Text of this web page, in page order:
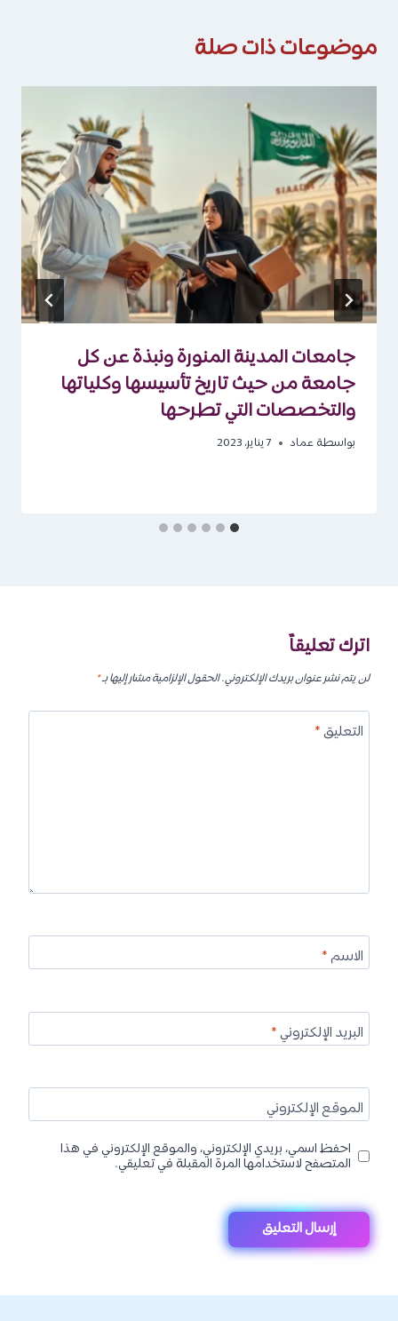
موضوعات ذات صلة
جامعات المدينة المنورة ونبذة عن كل
جامعة من حيث تاريخ تأسيسها وكلياتها
والتخصصات التي تطرحها
بواسطة عماد 7 يناير، 2023
اترك تعليقاً
لن يتم نشر عنوان بريدك الإلكتروني.الحقول الإلزامية مشار إليها بـ*
التعليق*
الاسم*
البريد الإلكتروني*
الموقع الإلكتروني
احفظ اسمي، بريدي الإلكتروني، والموقع الإلكتروني في هذا
المتصفح لاستخدامها المرة المقبلة في تعليقي.